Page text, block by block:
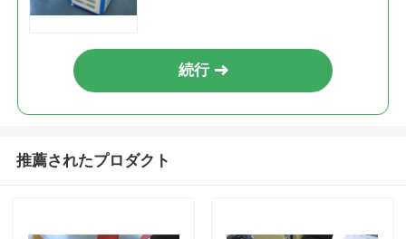
続行
推薦されたプロダクト